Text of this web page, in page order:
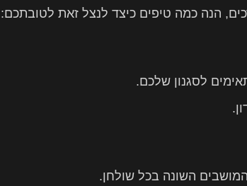
הנה כמה טיפים כיצד לנצל זאת לטובתכם:
לסגנון שלכם.
השונה בכל שולחן.